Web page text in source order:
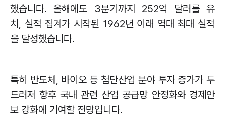
했습니다. 올해에도 3분기까지 252억 달러를 유
치 , 실적 집계가 시작된 1962년 이래 역대 최대 실적
을 달성했습니다.
특히 반도체 , 바이오 등 첨단산업 분야 투자 증가가 두
드러져 향후 국내 관련 산업 공급망 안정화와 경제안
보 강화에 기여할 전망입니다.